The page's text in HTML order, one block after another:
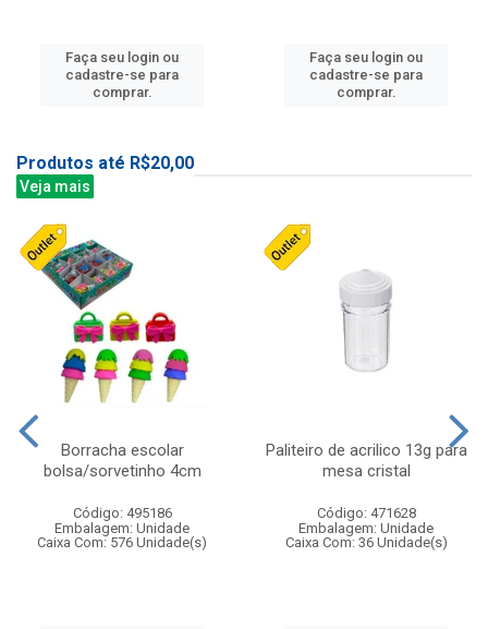
Faça seu login ou
cadastre-se para
comprar.
Faça seu login ou
cadastre-se para
comprar.
Produtos até R$20,00
Veja mais
Borracha escolar
bolsa/sorvetinho 4cm
Código: 495186
Embalagem: Unidade
Caixa Com: 576 Unidade(s)
Paliteiro de acrilico 13g para
mesa cristal
Código: 471628
Embalagem: Unidade
Caixa Com: 36 Unidade(s)